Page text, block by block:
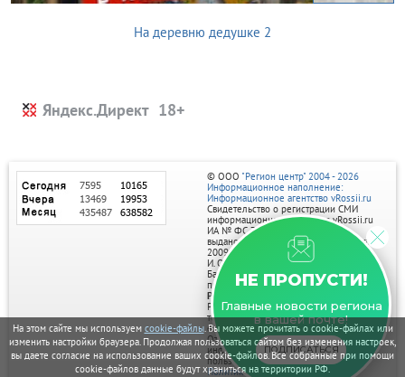
На этом сайте мы используем cookie-файлы. Вы можете прочитать о cookie-файлах или
изменить настройки браузера. Продолжая пользоваться сайтом без изменения настроек,
вы даете согласие на использование ваших cookie-файлов. Все собранные при помощи
cookie-файлов данные будут храниться на территории РФ.
На деревню дедушке 2
Яндекс.Директ
НЕ ПРОПУСТИ!
Главные новости региона
в вашей почте!
ПОДПИСАТЬСЯ
© ООО "Регион центр" 2004 - 2026
Информационное наполнение:
Информационное агентство vRossii.ru
Свидетельство о регистрации СМИ
информационного агентства vRossii.ru
ИА № ФС 77‑35502
выдано РОСКОМНАДЗОРом 04 марта
2009г.
И. О. Главного редактора Нарыков А. Н.
Баннеры на портале размещаются на
правах рекламы.
Реклама на портале:
Рекламное агентство "Умный маркетинг"
тел. 7-910-267-70-40,
email: umnyy.marketing@yandex.ru
Отдельные публикации могут содержать
информацию, не предназначенную для
пользователей до 18 лет.
Политика в отношении обработки